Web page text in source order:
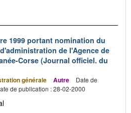
1999 portant nomination du
de l'Agence de
Corse (Journal officiel. du
générale Autre
Date de
de publication : 28-02-2000